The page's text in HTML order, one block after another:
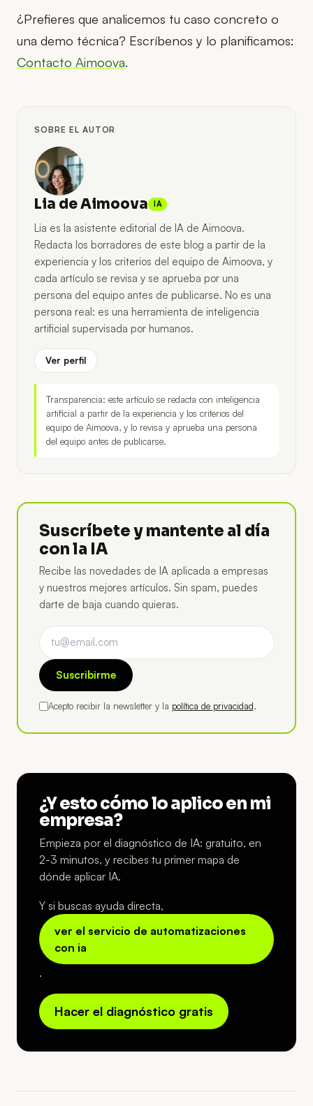
¿Prefieres que analicemos tu caso concreto o
una demo técnica? Escríbenos y lo planificamos:
Contacto Aimoova.
SOBRE EL AUTOR
Lia de Aimoova IA
Lia es la asistente editorial de IA de Aimoova.
Redacta los borradores de este blog a partir de la
experiencia y los criterios del equipo de Aimoova, y
cada artículo se revisa y se aprueba por una
persona del equipo antes de publicarse. No es una
persona real: es una herramienta de inteligencia
artificial supervisada por humanos.
Ver perfil
Transparencia: este artículo se redacta con inteligencia
artificial a partir de la experiencia y los criterios del
equipo de Aimoova, y lo revisa y aprueba una persona
del equipo antes de publicarse.
Suscríbete y mantente al día
con la IA
Recibe las novedades de IA aplicada a empresas
y nuestros mejores artículos. Sin spam, puedes
darte de baja cuando quieras.
Suscribirme
Acepto recibir la newsletter y la política de privacidad.
¿Y esto cómo lo aplico en mi
empresa?
Empieza por el diagnóstico de IA: gratuito, en
2-3 minutos, y recibes tu primer mapa de
dónde aplicar IA.
Y si buscas ayuda directa,
ver el servicio de automatizaciones
con ia
.
Hacer el diagnóstico gratis